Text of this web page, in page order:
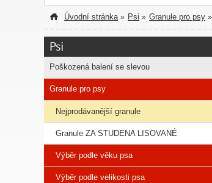
Úvodní stránka » Psi » Granule pro psy »
Psi
Poškozená balení se slevou
Granule pro psy
Nejprodávanější granule
Granule ZA STUDENA LISOVANÉ
Výběr podle věku psa
Výběr podle velikosti psa